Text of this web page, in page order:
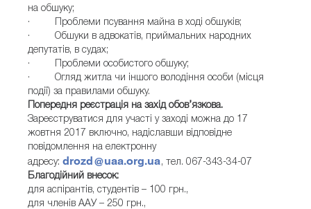
на обшуку;
· Проблеми псування майна в ході обшуків;
· Обшуки в адвокатів, приймальних народних
депутатів, в судах;
· Проблеми особистого обшуку;
· Огляд житла чи іншого володіння особи (місця
події) за правилами обшуку.
Попередня реєстрація на захід обов’язкова.
Зареєструватися для участі у заході можна до 17
жовтня 2017 включно, надіславши відповідне
повідомлення на електронну
адресу: drozd@uaa.org.ua, тел. 067-343-34-07
Благодійний внесок:
для аспірантів, студентів – 100 грн.,
для членів ААУ – 250 грн.,